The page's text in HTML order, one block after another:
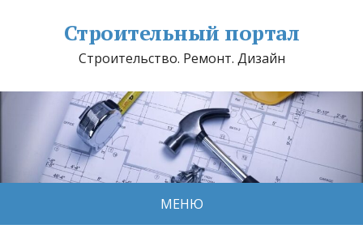
Строительный портал
Строительство. Ремонт. Дизайн
МЕНЮ